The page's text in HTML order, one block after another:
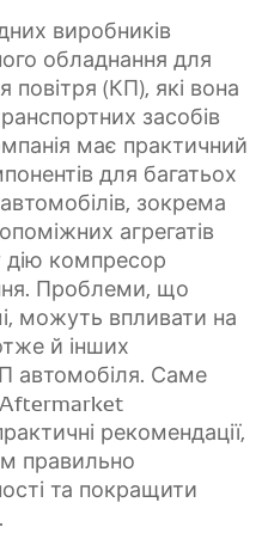
виробників
обладнання для
повітря (КП), які вона
засобів
має практичний
для багатьох
зокрема
агрегатів
дію компресор
Проблеми, що
можуть впливати на
й інших
автомобіля. Саме
Aftermarket
рекомендації,
правильно
та покращити